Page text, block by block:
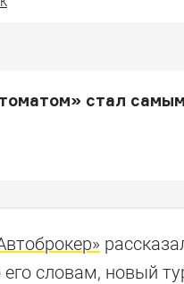
стал
словам, новый